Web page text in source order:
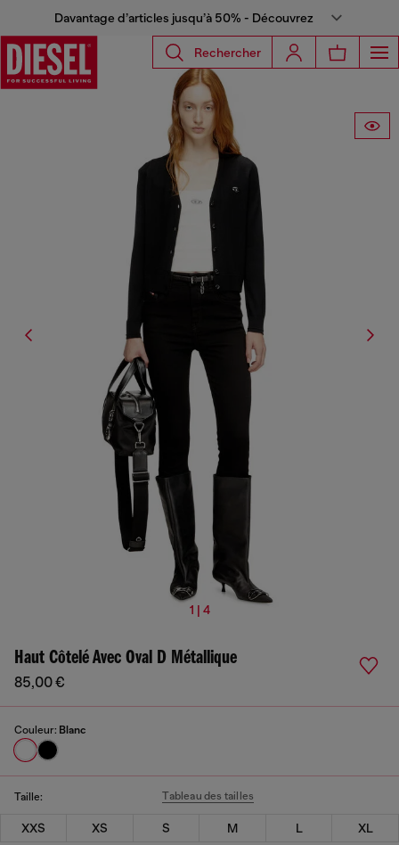
Davantage d’articles jusqu’à 50% - Découvrez
Rechercher
1 | 4
Haut Côtelé Avec Oval D Métallique
85,00 €
Couleur: Blanc
Taille: Tableau des tailles
XXS XS S M L XL